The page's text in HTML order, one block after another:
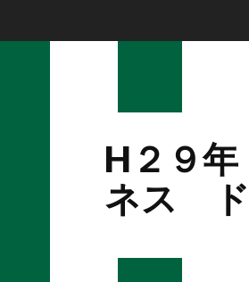
H２９
ネス